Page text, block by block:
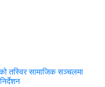
तस्विर सामाजिक सञ्चलमा